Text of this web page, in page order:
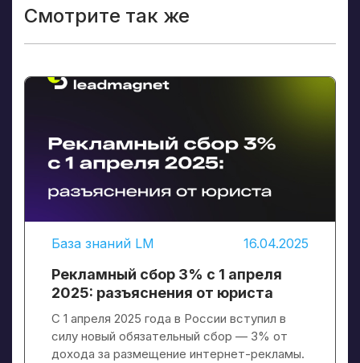
Смотрите так же
База знаний LM 16.04.2025
Рекламный сбор 3% с 1 апреля
2025: разъяснения от юриста
С 1 апреля 2025 года в России вступил в
силу новый обязательный сбор — 3% от
дохода за размещение интернет-рекламы.